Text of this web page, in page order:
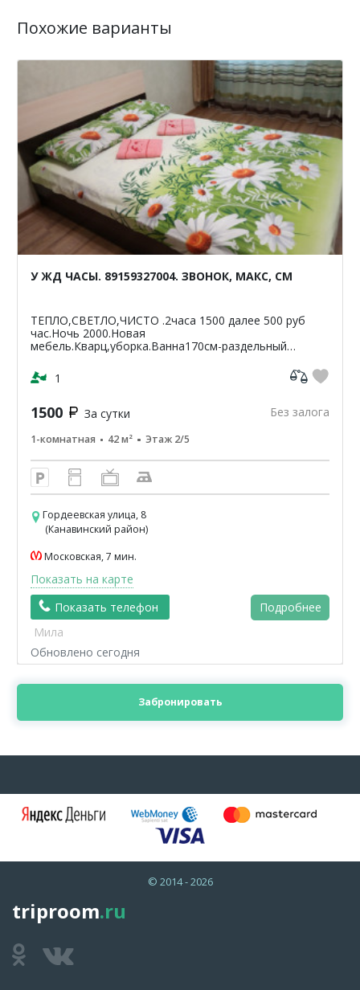
Похожие варианты
У ЖД ЧАСЫ. 89159327004. ЗВОНОК, МАКС, СМ
ТЕПЛО,СВЕТЛО,ЧИСТО .2часа 1500 далее 500 руб
час.Ночь 2000.Новая
мебель.Кварц,уборка.Ванна170см-раздельный
кв-42м2.ЦУМ,Шайба,Аптеки,банкомат-Сбербанк
ВТБ,Пятерочка.Чи...
1
1500 За сутки Без залога
1-комнатная 42 м² Этаж 2/5
Гордеевская улица, 8
(Канавинский район)
Московская, 7 мин.
Показать на карте
Показать телефон
Подробнее
Мила
Обновлено сегодня
Забронировать
© 2014 - 2026
triproom.ru